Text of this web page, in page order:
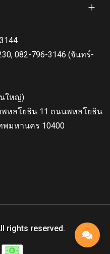
082-796-3146 (จันทร์-
ใหญ่)
พหลโยธิน 11 ถนนพหลโยธิน
พมหานคร 10400
rights reserved.